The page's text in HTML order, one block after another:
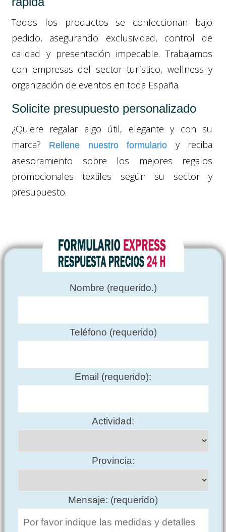
Todos los productos se confeccionan bajo
pedido, asegurando exclusividad, control de
calidad y presentación impecable. Trabajamos
con empresas del sector turístico, wellness y
organización de eventos en toda España.
Solicite presupuesto personalizado
¿Quiere regalar algo útil, elegante y con su
marca?
Rellene nuestro formulario
y reciba
asesoramiento sobre los mejores regalos
promocionales textiles según su sector y
presupuesto.
Nombre (requerido.)
Teléfono (requerido)
Email (requerido):
Actividad:
Provincia:
Mensaje: (requerido)